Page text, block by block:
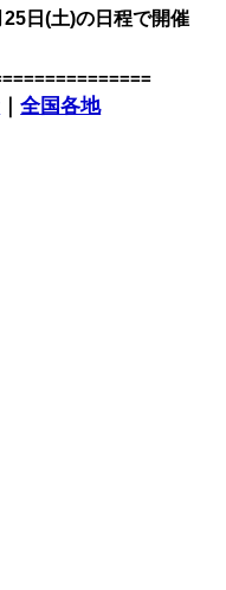
日(土)の日程で開催
｜全国各地